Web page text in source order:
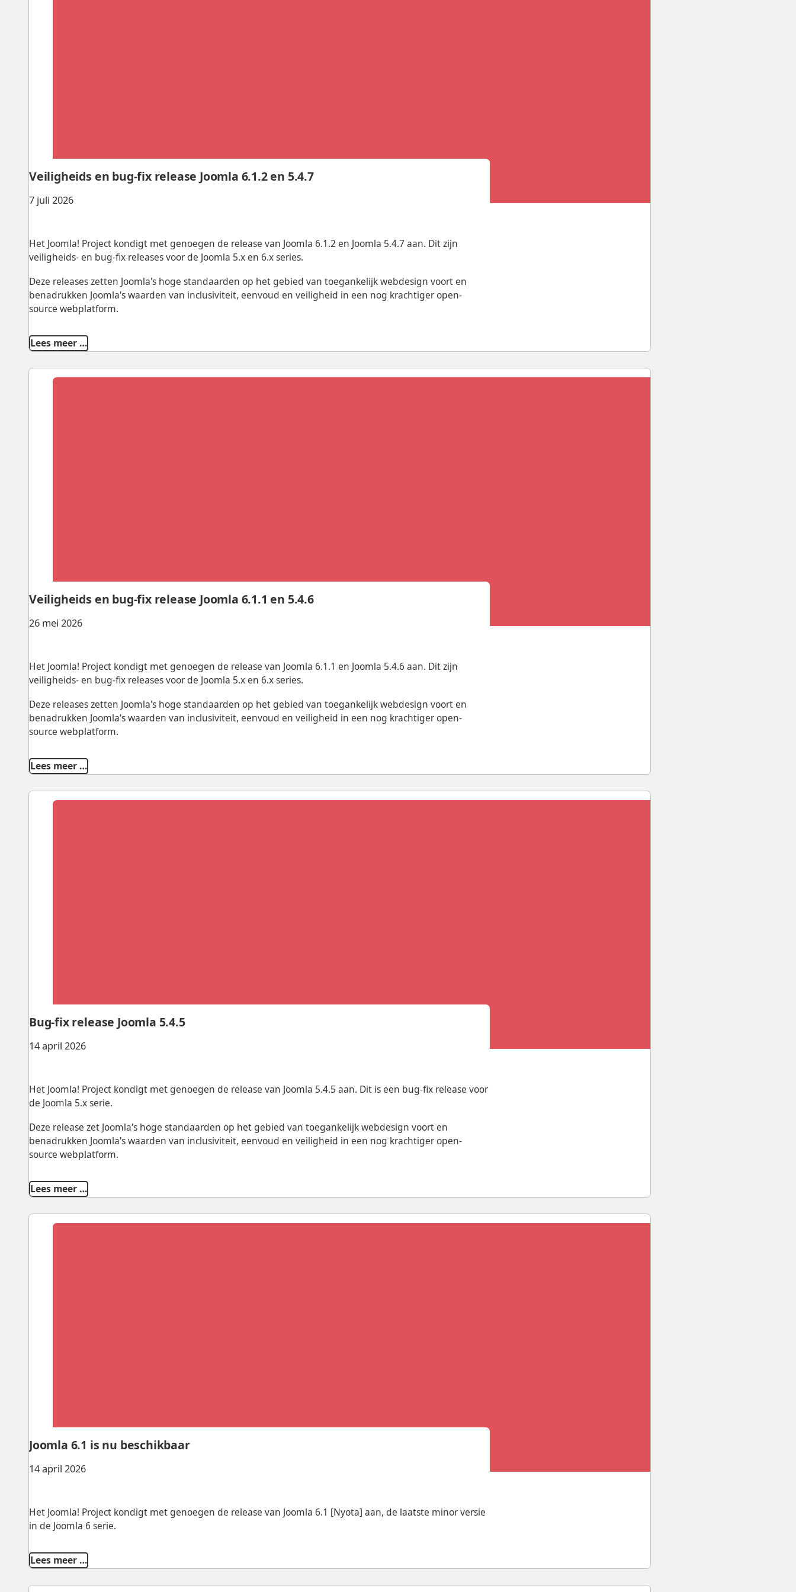
7 juli 2026
Veiligheids en bug-fix release Joomla 6.1.2 en 5.4.7
Het Joomla! Project kondigt met genoegen de release van Joomla 6.1.2 en Joomla 5.4.7 aan. Dit zijn
veiligheids- en bug-fix releases voor de Joomla 5.x en 6.x series.
Deze releases zetten Joomla's hoge standaarden op het gebied van toegankelijk webdesign voort en
benadrukken Joomla's waarden van inclusiviteit, eenvoud en veiligheid in een nog krachtiger open-
source webplatform.
Lees meer …
26 mei 2026
Veiligheids en bug-fix release Joomla 6.1.1 en 5.4.6
Het Joomla! Project kondigt met genoegen de release van Joomla 6.1.1 en Joomla 5.4.6 aan. Dit zijn
veiligheids- en bug-fix releases voor de Joomla 5.x en 6.x series.
Deze releases zetten Joomla's hoge standaarden op het gebied van toegankelijk webdesign voort en
benadrukken Joomla's waarden van inclusiviteit, eenvoud en veiligheid in een nog krachtiger open-
source webplatform.
Lees meer …
14 april 2026
Bug-fix release Joomla 5.4.5
Het Joomla! Project kondigt met genoegen de release van Joomla 5.4.5 aan. Dit is een bug-fix release voor
de Joomla 5.x serie.
Deze release zet Joomla's hoge standaarden op het gebied van toegankelijk webdesign voort en
benadrukken Joomla's waarden van inclusiviteit, eenvoud en veiligheid in een nog krachtiger open-
source webplatform.
Lees meer …
14 april 2026
Joomla 6.1 is nu beschikbaar
Het Joomla! Project kondigt met genoegen de release van Joomla 6.1 [Nyota] aan, de laatste minor versie
in de Joomla 6 serie.
Lees meer …